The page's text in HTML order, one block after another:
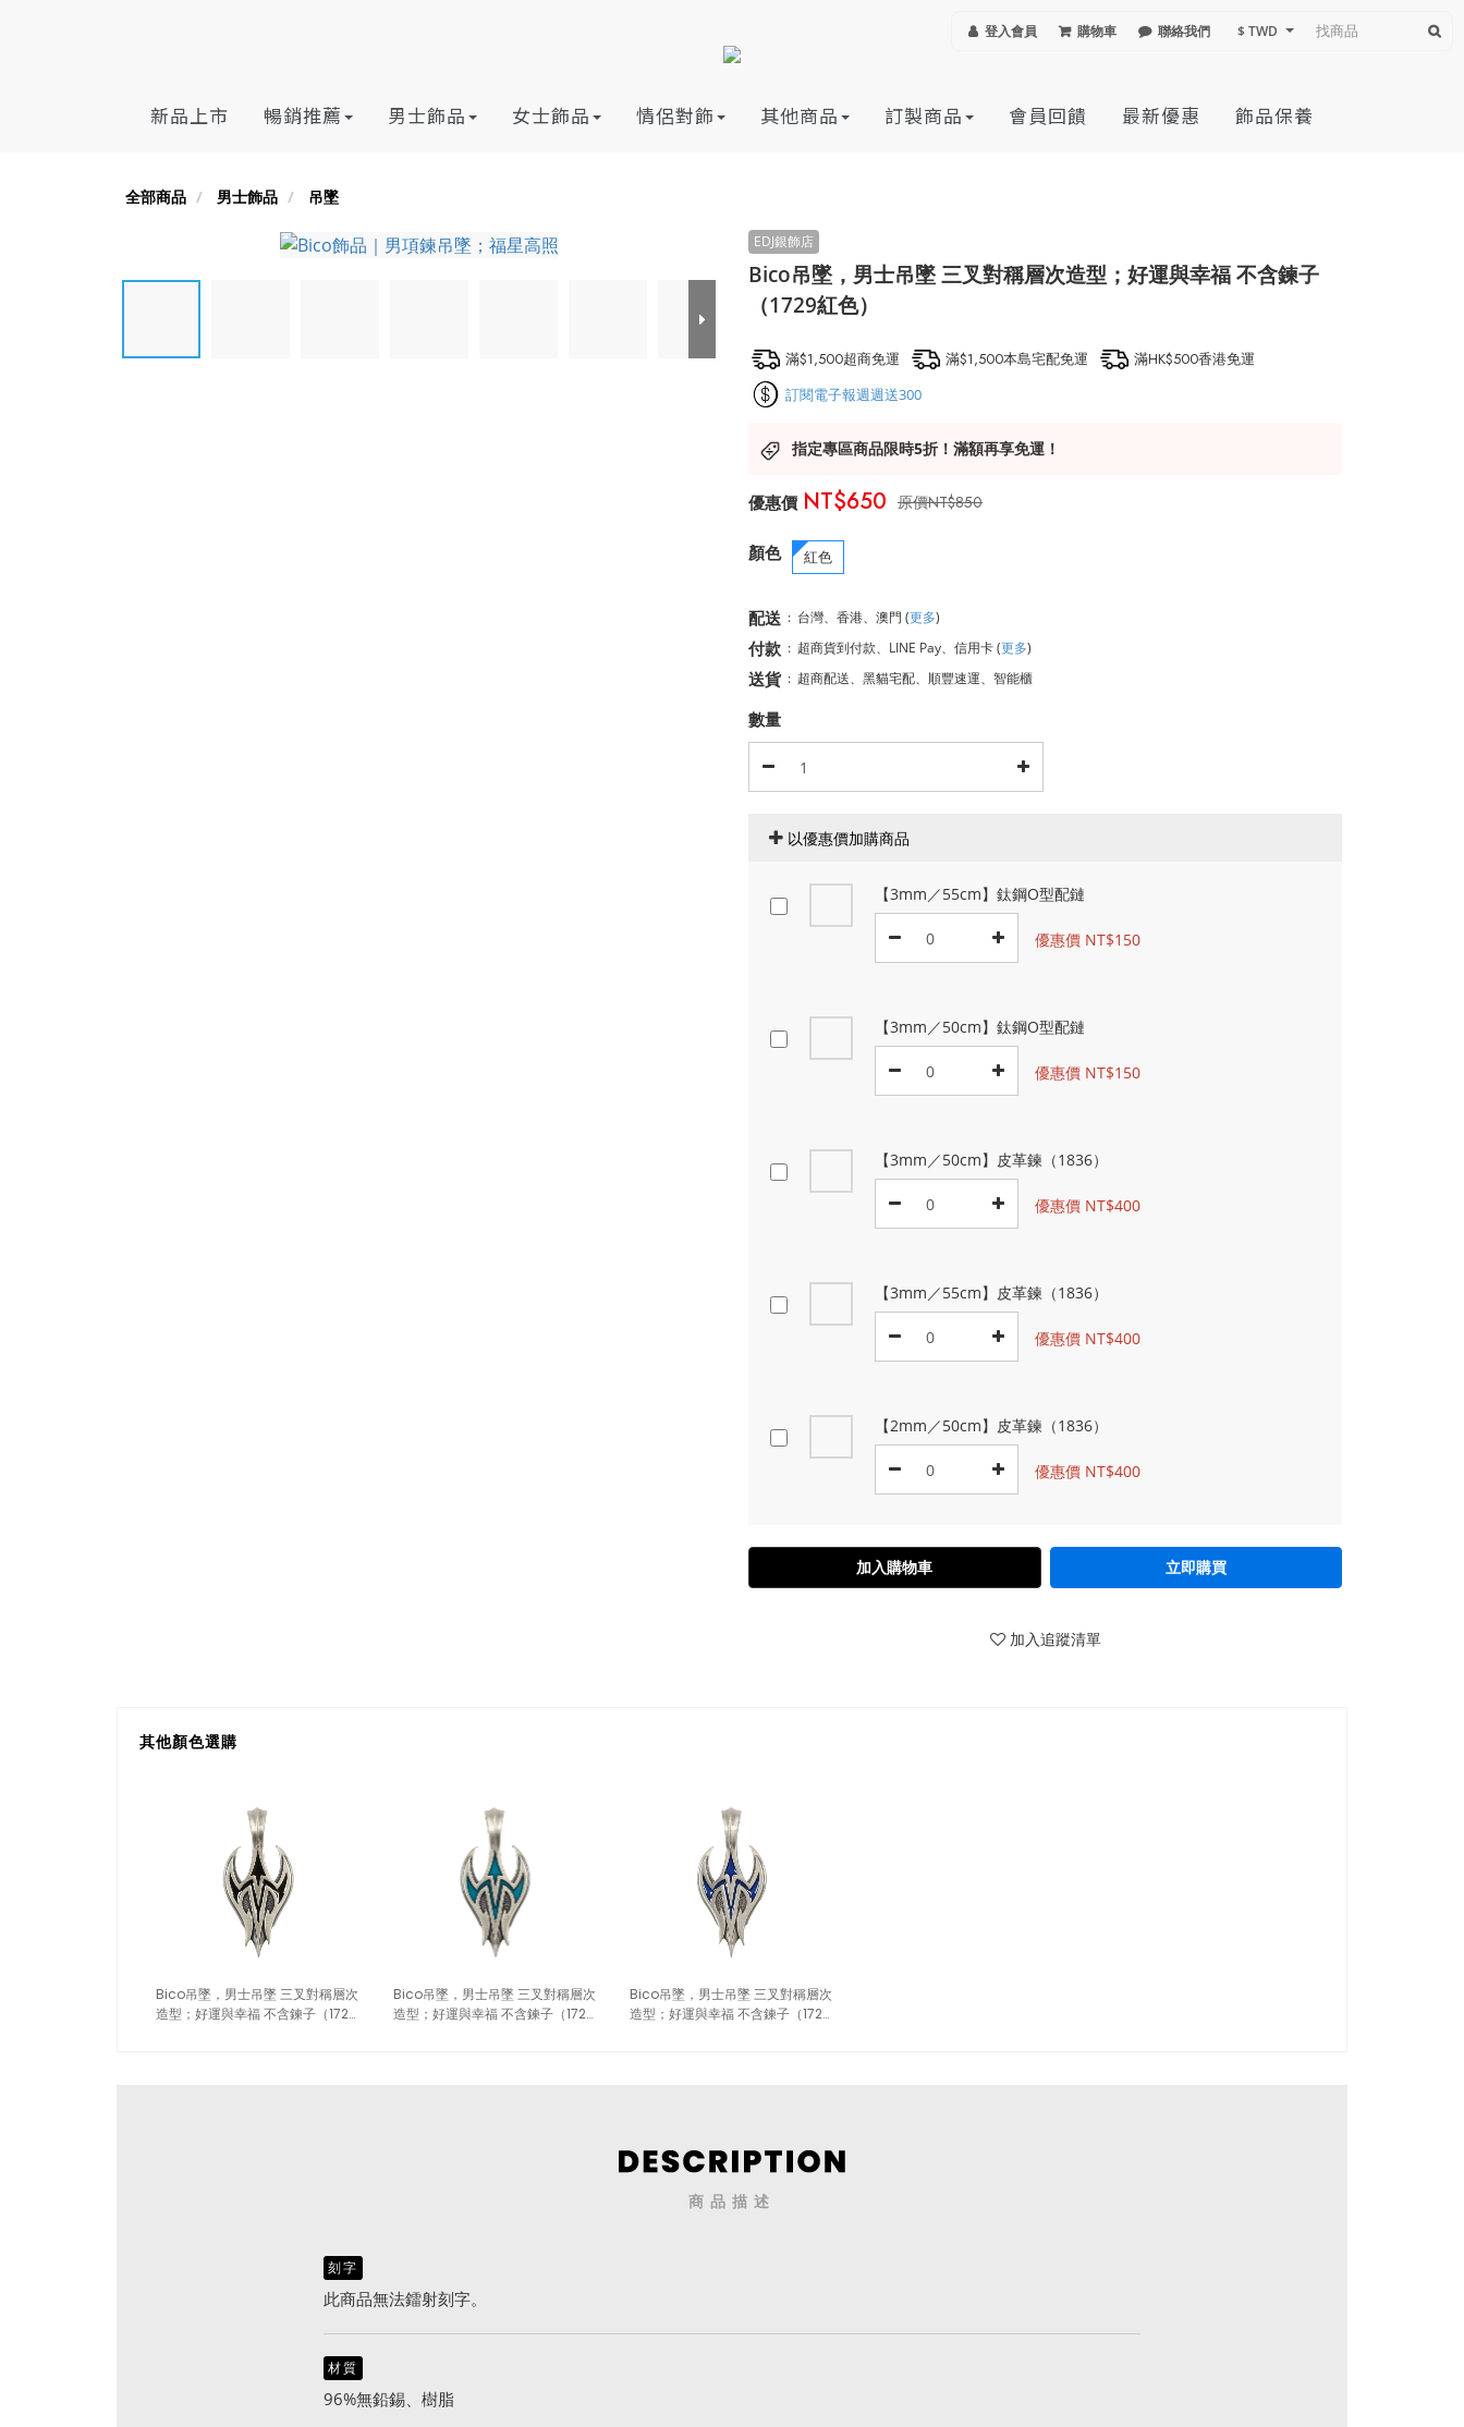
登入會員 購物車 聯絡我們 $ TWD
新品上市 暢銷推薦 男士飾品 女士飾品 情侶對飾 其他商品 訂製商品 會員回饋 最新優惠 飾品保養
全部商品 男士飾品 吊墜
Bico吊墜，男士吊墜 三叉對稱層次造型；好運與幸福 不含鍊子
（1729紅色）
滿$1,500超商免運 滿$1,500本島宅配免運 滿HK$500香港免運
訂閱電子報週週送300
指定專區商品限時5折！滿額再享免運！
NT$850
NT$650
顏色 紅色
配送 : 台灣、香港、澳門 (更多)
付款 : 超商貨到付款、LINE Pay、信用卡(更多)
送貨 : 超商配送、黑貓宅配、順豐速運、智能櫃
數量
以優惠價加購商品
【3mm／55cm】鈦鋼O型配鏈
優惠價 NT$150
【3mm／50cm】鈦鋼O型配鏈
優惠價 NT$150
【3mm／50cm】皮革鍊（1836）
優惠價 NT$400
【3mm／55cm】皮革鍊（1836）
優惠價 NT$400
【2mm／50cm】皮革鍊（1836）
優惠價 NT$400
加入購物車 立即購買
加入追蹤清單
其他顏色選購
Bico吊墜，男士吊墜 三叉對稱層次
造型；好運與幸福 不含鍊子（1729
Bico吊墜，男士吊墜 三叉對稱層次
造型；好運與幸福 不含鍊子（1729
Bico吊墜，男士吊墜 三叉對稱層次
造型；好運與幸福 不含鍊子（1729
商品描述
刻字
此商品無法鐳射刻字。
材質
96%無鉛錫、樹脂